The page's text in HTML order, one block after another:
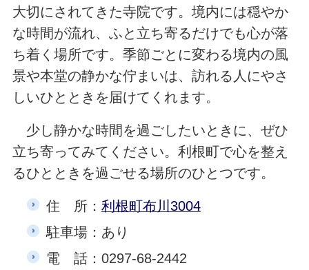
大切にされてきた寺院です。境内には穏やか
な時間が流れ、ふと立ち寄るだけでも心が落
ち着く場所です。季節ごとに変わる境内の風
景や本堂の静かな佇まいは、訪れる人にやさ
しいひとときを届けてくれます。
少し静かな時間を過ごしたいときに、ぜひ
立ち寄ってみてください。利根町で心を整え
るひとときを過ごせる場所のひとつです。
住 所： 利根町布川3004
駐車場：あり
電 話：0297-68-2442